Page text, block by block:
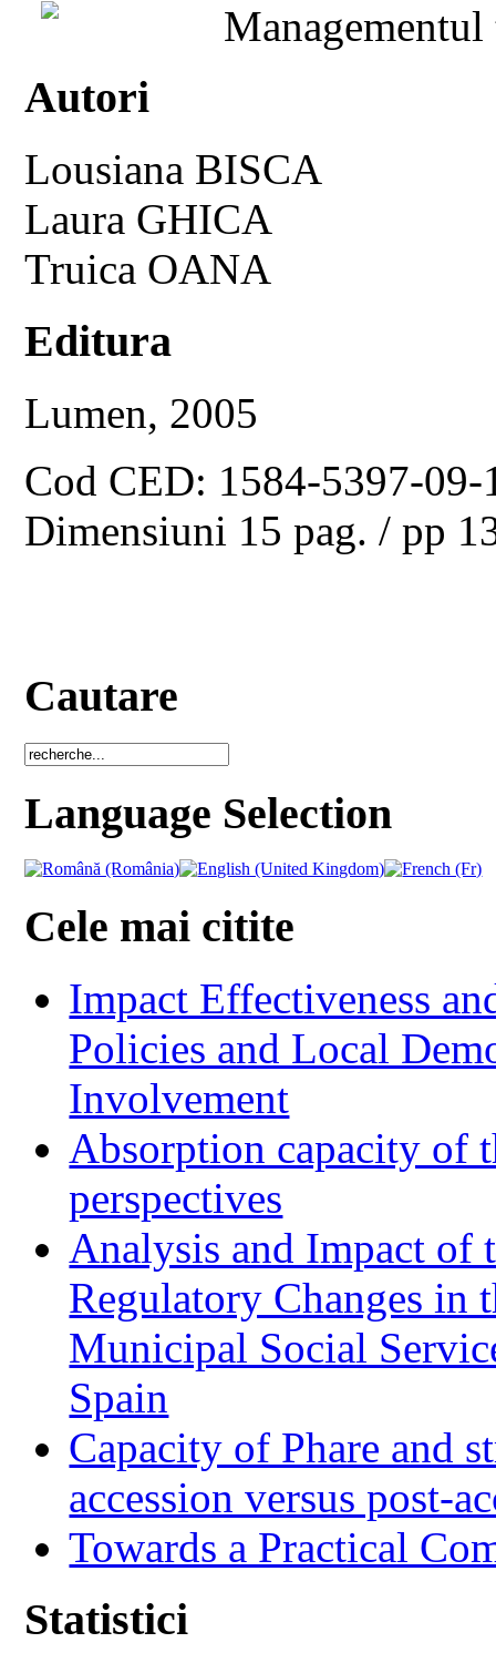
Autori
Lousiana BISCA
Laura GHICA
Truica OANA
Editura
Lumen, 2005
Cod CED: 1584-5397-09-
Dimensiuni 15 pag. / pp
Cautare
Language Selection
Cele mai citite
Impact Effectiveness
Policies and Local
Involvement
Absorption capacity of
perspectives
Analysis and Impact of
Regulatory Changes in
Municipal Social
Spain
Capacity of Phare and
accession versus post-
Towards a Practical
Statistici